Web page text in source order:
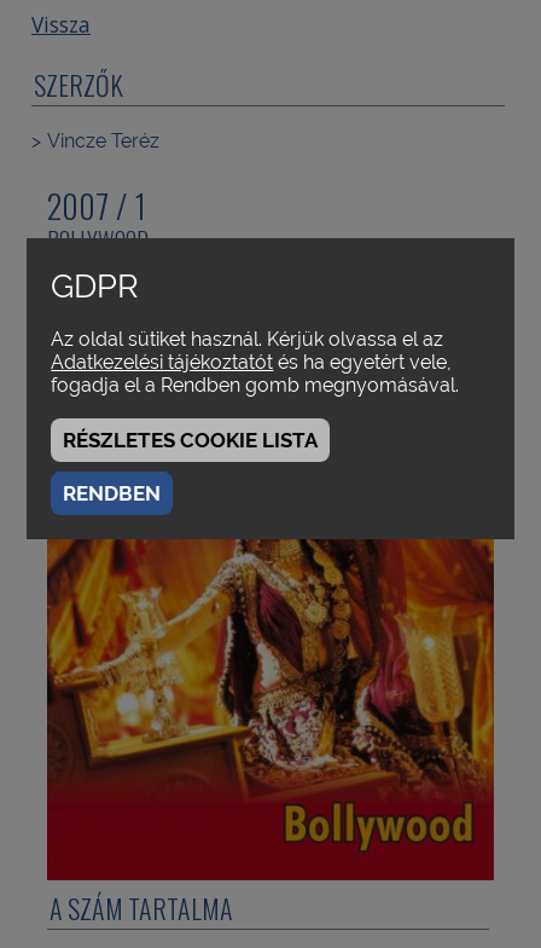
Vissza
SZERZŐK
Vincze Teréz
2007 / 1
BOLLYWOOD
A SZÁM TARTALMA
GDPR
Az oldal sütiket használ. Kérjük olvassa el az
Adatkezelési tájékoztatót és ha egyetért vele,
fogadja el a Rendben gomb megnyomásával.
RÉSZLETES COOKIE LISTA
RENDBEN